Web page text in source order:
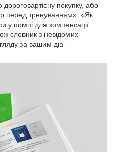
покупку, або
перед тренуванням», «Як
у помпі для компенсації
словник з невідомих
за вашим діа-